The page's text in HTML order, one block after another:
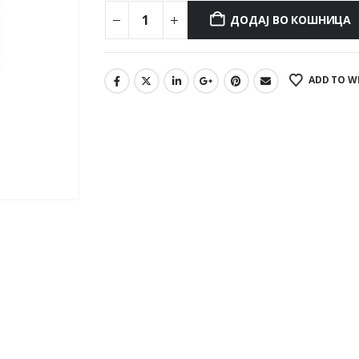
ДОДАЈ ВО КОШНИЦА
ADD TO